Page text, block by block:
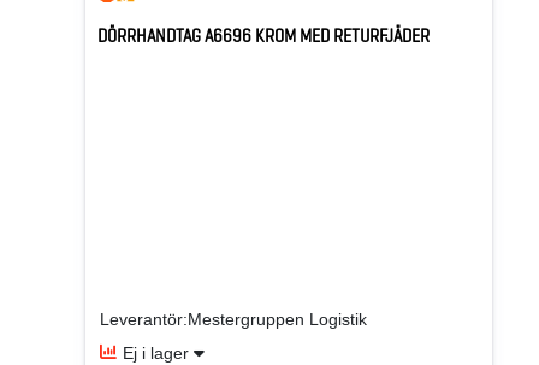
DÖRRHANDTAG A6696 KROM MED RETURFJÄDER
Leverantör:Mestergruppen Logistik
Ej i lager